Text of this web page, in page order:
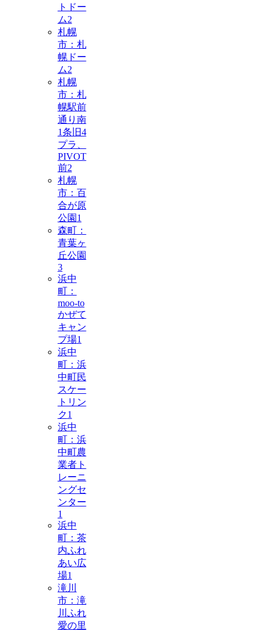
トドー
ム2
札幌
市：札
幌ドー
ム2
札幌
市：札
幌駅前
通り南
1条旧4
プラ、
PIVOT
前2
札幌
市：百
合が原
公園 1
森町：
青葉ヶ
丘公園
3
浜中
町：
moo-to
かぜて
キャン
プ場1
浜中
町：浜
中町民
スケー
トリン
ク1
浜中
町：浜
中町農
業者ト
レーニ
ングセ
ンター
1
浜中
町：茶
内ふれ
あい広
場1
滝川
市：滝
川ふれ
愛の里